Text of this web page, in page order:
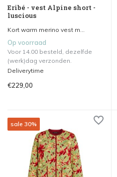
Eribé - vest Alpine short -
luscious
Kort warm merino vest m...
Op voorraad
Voor 14.00 besteld, dezelfde
(werk)dag verzonden.
Deliverytime
€229,00
sale 30%